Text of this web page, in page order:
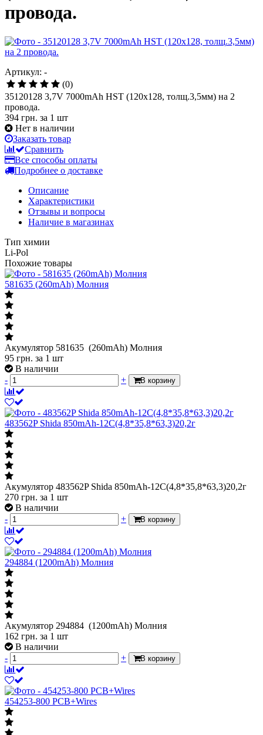
провода.
Артикул: -
(0)
35120128 3,7V 7000mAh HST (120x128, толщ.3,5мм) на 2
провода.
394 грн. за 1 шт
Нет в наличии
Заказать товар
Сравнить
Все способы оплаты
Подробнее о доставке
Описание
Характеристики
Отзывы и вопросы
Наличие в магазинах
Тип химии
Li-Pol
Похожие товары
581635 (260mAh) Молния
Акумулятор 581635 (260mAh) Молния
95 грн. за 1 шт
В наличии
-
+ В корзину
483562P Shida 850mAh-12С(4,8*35,8*63,3)20,2г
Акумулятор 483562P Shida 850mAh-12С(4,8*35,8*63,3)20,2г
270 грн. за 1 шт
В наличии
-
+ В корзину
294884 (1200mAh) Молния
Акумулятор 294884 (1200mAh) Молния
162 грн. за 1 шт
В наличии
-
+ В корзину
454253-800 PCB+Wires